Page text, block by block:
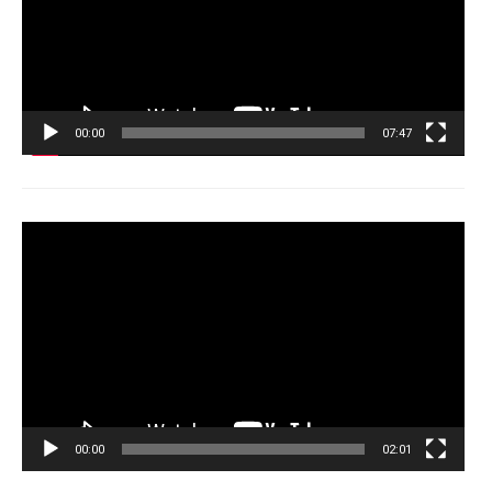
00:00 07:47
00:00 02:01